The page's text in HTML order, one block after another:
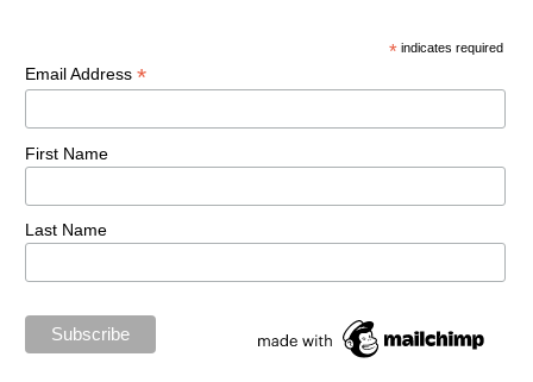
* indicates required
Email Address *
First Name
Last Name